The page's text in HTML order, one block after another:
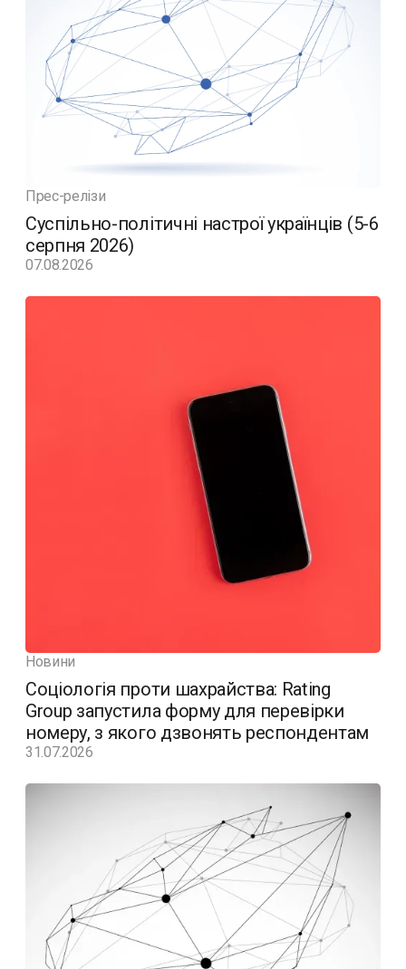
Прес-релізи
Суспільно-політичні настрої українців (5-6
серпня 2026)
07.08.2026
Новини
Соціологія проти шахрайства: Rating
Group запустила форму для перевірки
номеру, з якого дзвонять респондентам
31.07.2026